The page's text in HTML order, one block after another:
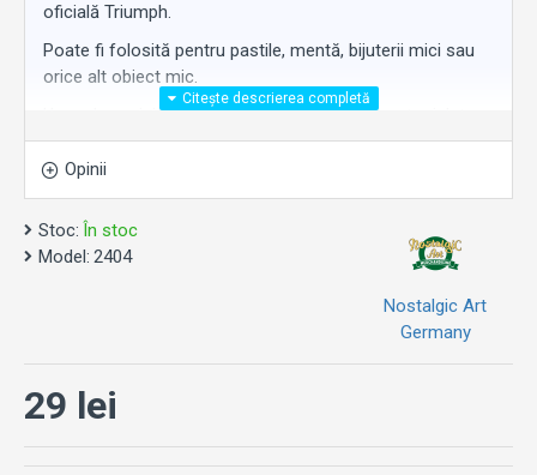
oficială Triumph.
Poate fi folosită pentru pastile, mentă, bijuterii mici sau
orice alt obiect mic.
Un cadou original pentru orice pasionat de motociclete
Triumph.
Opinii
Stoc: În stoc
Model: 2404
Nostalgic Art
Germany
29 lei